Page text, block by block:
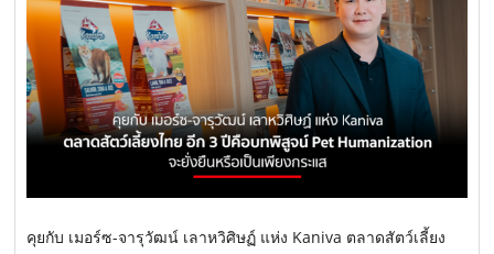
คุยกับ เมอร์ซ-จารุวัฒน์ เลาหวิศิษฏ์ แห่ง Kaniva ตลาดสัตว์เลี้ยง